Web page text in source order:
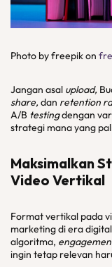
Photo by freepik on
Jangan asal upload,
share, dan retention
A/B testingdengan
strategi mana yang
Maksimalkan
Video Vertikal
Format vertikal pada
marketing di era
algoritma,
ingin tetap relevan